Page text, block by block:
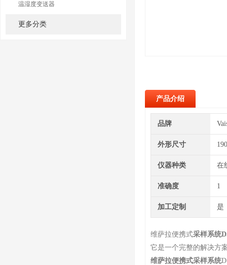
温湿度变送器
更多分类
产品介绍
品牌
外形尺寸
仪器种类 在
准确度 1
加工定制 是
维萨拉便携式采样系统
它是一个完整的解决方
维萨拉便携式采样系统